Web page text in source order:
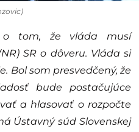
o tom, že vláda musí
SR o dôveru. Vláda si
Bol som presvedčený, že
bude postačujúce
a hlasovať o rozpočte
Ústavný súd Slovenskej